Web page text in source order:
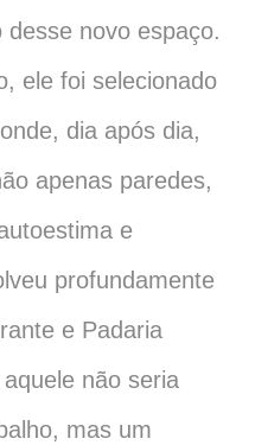
novo espaço.
ele foi selecionado
dia após dia,
apenas paredes,
e
profundamente
e Padaria
não seria
mas um